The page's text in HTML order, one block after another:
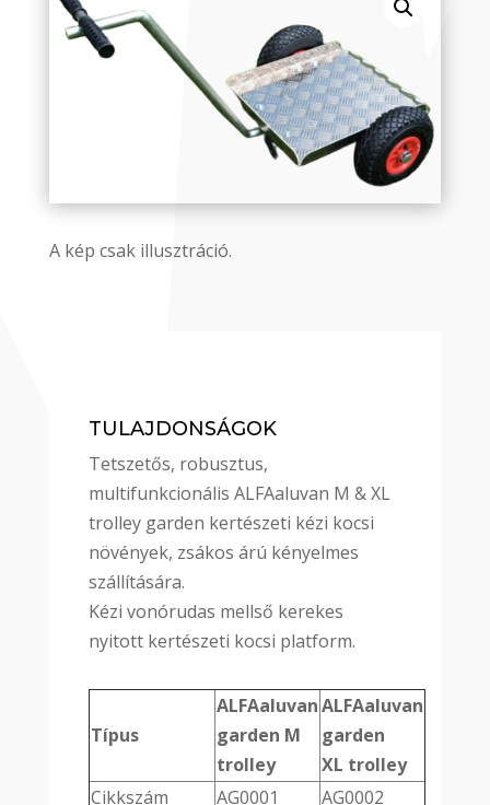
A kép csak illusztráció.
TULAJDONSÁGOK
Tetszetős, robusztus,
multifunkcionális ALFAaluvan M & XL
trolley garden kertészeti kézi kocsi
növények, zsákos árú kényelmes
szállítására.
Kézi vonórudas mellső kerekes
nyitott kertészeti kocsi platform.
Típus
ALFAaluvan
garden M
trolley
ALFAaluvan
garden
XL trolley
Cikkszám
AG0001
AG0002